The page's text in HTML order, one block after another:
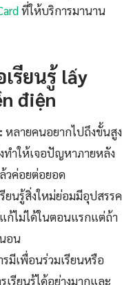
ที่ให้บริการมานาน
รียนรู้ lấy
điện
หลายคนอยากไปถึงขั้นสูง
ทำให้เจอปัญหาภายหลัง
วค่อยต่อยอด
รียนรู้สิ่งใหม่ย่อมมีอุปสรรค
ก้ไม่ได้ในตอนแรกแต่ถ้า
อน
รมีเพื่อนร่วมเรียนหรือ
รียนรู้ได้อย่างมากและ